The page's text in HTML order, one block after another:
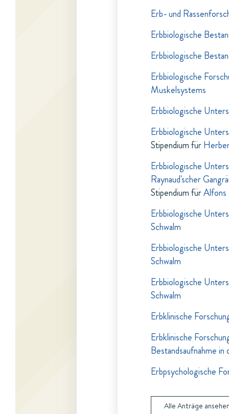
Erb- und
Erbbiologische
Erbbiologische
Erbbiologische
Muskelsystems
Erbbiologische
Erbbiologische
Stipendium für
Erbbiologische
Raynaud'scher
Stipendium für
Erbbiologische
Schwalm
Erbbiologische
Schwalm
Erbbiologische
Schwalm
Erbklinische
Erbklinische
Bestandsaufnahme
Erbpsychologische
Alle Anträge